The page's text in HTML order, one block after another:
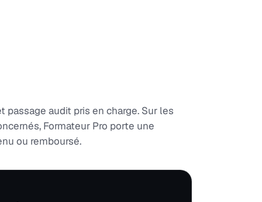
passage audit pris en charge. Sur les
Formateur Pro porte une
ou remboursé.